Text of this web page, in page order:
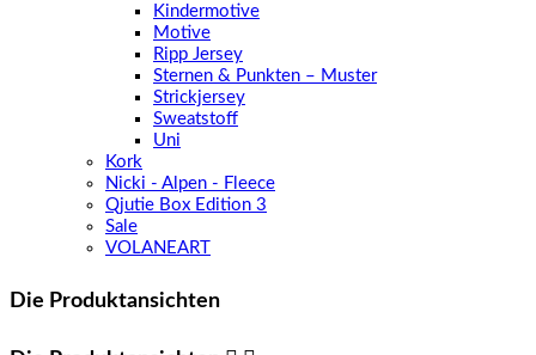
Kindermotive
Motive
Ripp Jersey
Sternen & Punkten – Muster
Strickjersey
Sweatstoff
Uni
Kork
Nicki - Alpen - Fleece
Qjutie Box Edition 3
Sale
VOLANEART
Die Produktansichten